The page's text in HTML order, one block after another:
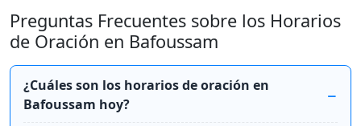
Preguntas Frecuentes sobre los Horarios
de Oración en Bafoussam
¿Cuáles son los horarios de oración en
Bafoussam hoy?